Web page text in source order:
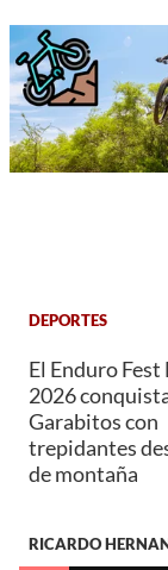
DEPORTES
El Enduro
2026
Garabitos con
trepidantes
de montaña
RICARDO